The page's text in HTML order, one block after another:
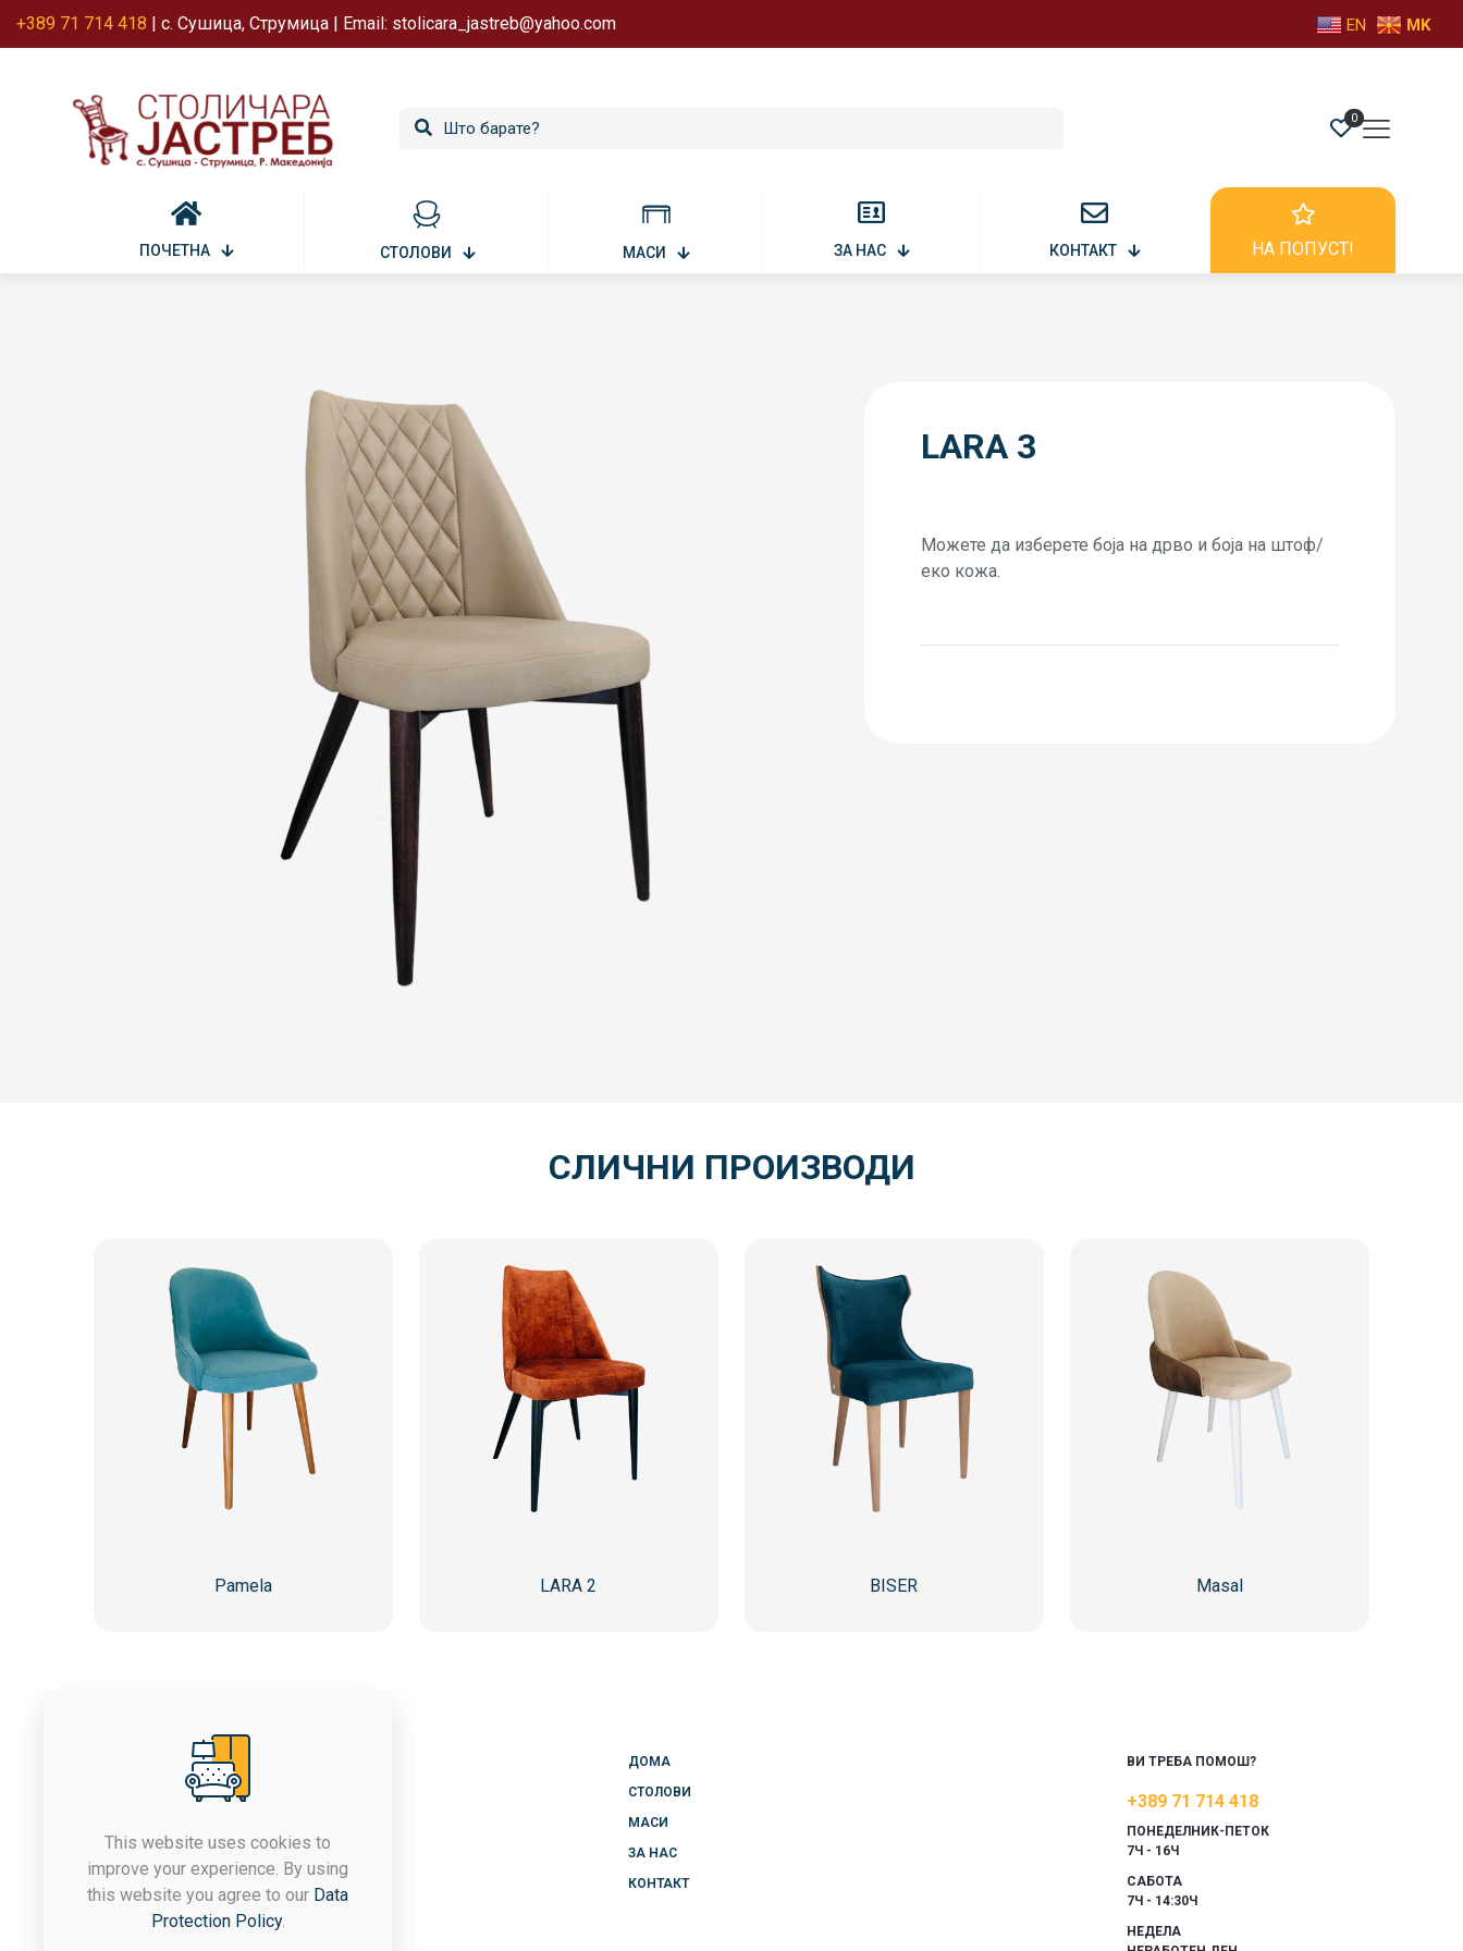
+389 71 714 418 | с. Сушица, Струмица | Email: stolicara_jastreb@yahoo.com EN MK
0
ПОЧЕТНА СТОЛОВИ МАСИ ЗА НАС КОНТАКТ НА ПОПУСТ!
LARA 3
Можете да изберете боја на дрво и боја на штоф/
еко кожа.
СЛИЧНИ ПРОИЗВОДИ
Pamela LARA 2 BISER Masal
Компанијата ЈАСТРЕБ постои
од 1992 година, а со
денешното производство се
ДОМА
СТОЛОВИ
МАСИ
ЗА НАС
КОНТАКТ
ВИ ТРЕБА ПОМОШ?
+389 71 714 418
ПОНЕДЕЛНИК-ПЕТОК
7Ч - 16Ч
САБОТА
7Ч - 14:30Ч
НЕДЕЛА
This website uses cookies to
improve your experience. By using
this website you agree to our Data
Protection Policy.